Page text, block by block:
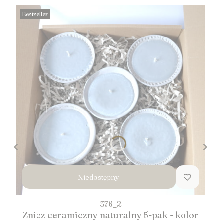
Bestseller
Niedostępny
376_2
Znicz ceramiczny naturalny 5-pak - kolor